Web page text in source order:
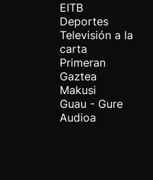
EITB
Deportes
Televisión a la
carta
Primeran
Gaztea
Makusi
Guau - Gure
Audioa